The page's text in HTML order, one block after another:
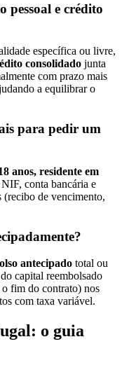
pessoal e crédito
específica ou livre,
consolidado junta
com prazo mais
a equilibrar o
para pedir um
anos, residente em
conta bancária e
(recibo de vencimento,
antecipado total ou
capital reembolsado
fim do contrato) nos
com taxa variável.
o guia